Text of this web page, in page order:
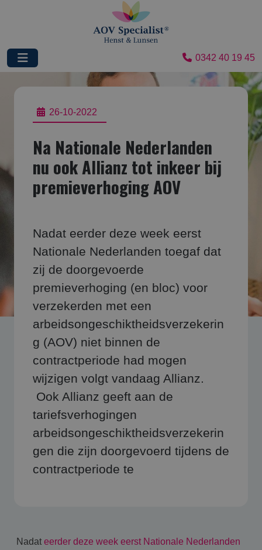
0342 40 19 45
26-10-2022
Na Nationale Nederlanden
nu ook Allianz tot inkeer bij
premieverhoging AOV
Nadat eerder deze week eerst
Nationale Nederlanden toegaf dat
zij de doorgevoerde
premieverhoging (en bloc) voor
verzekerden met een
arbeidsongeschiktheidsverzekerin
g (AOV) niet binnen de
contractperiode had mogen
wijzigen volgt vandaag Allianz.
Ook Allianz geeft aan de
tariefsverhogingen
arbeidsongeschiktheidsverzekerin
gen die zijn doorgevoerd tijdens de
contractperiode te
Nadat eerder deze week eerst Nationale Nederlanden